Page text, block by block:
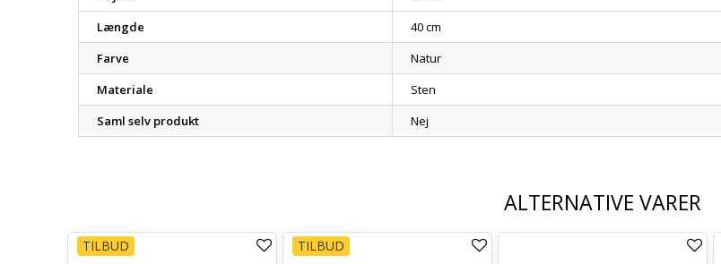
Længde
40 cm
Farve
Natur
Materiale
Sten
Saml selv produkt
Nej
ALTERNATIVE VARER
TILBUD TILBUD